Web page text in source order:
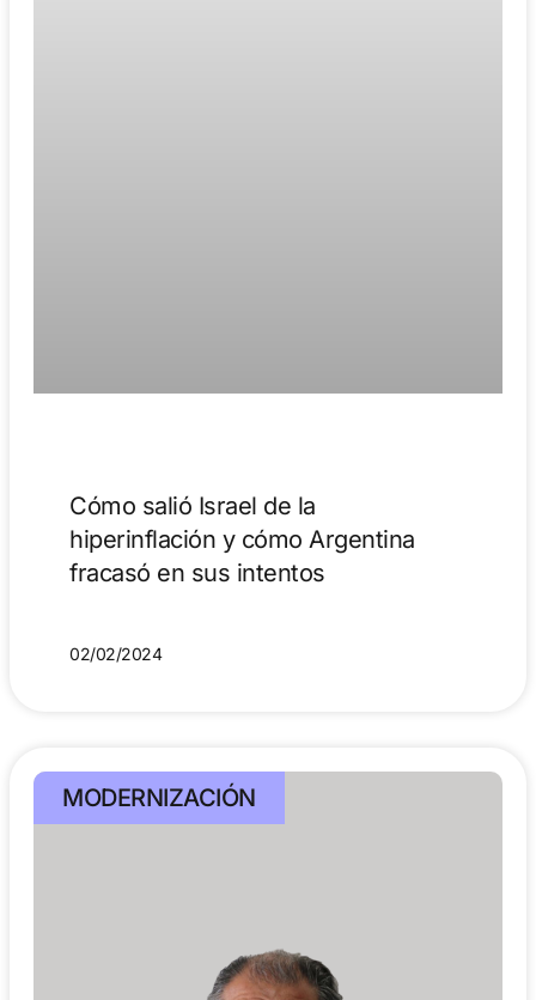
Cómo salió Israel de la
hiperinflación y cómo Argentina
fracasó en sus intentos
02/02/2024
MODERNIZACIÓN